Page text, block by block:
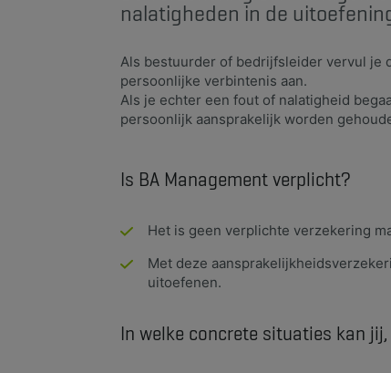
nalatigheden in de
Als bestuurder of bedrijfsleider vervul je
persoonlijke verbintenis aan.
Als je echter een fout of nalatigheid
persoonlijk aansprakelijk worden
Is BA Management verplicht?
Het is geen verplichte verzekering
Met deze
uitoefenen.
In welke concrete situaties kan